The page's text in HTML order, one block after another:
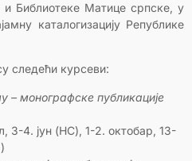
и Библиотеке Матице српске, у
каталогизацију Републике
следећи курсеви:
– монографске публикације
3-4. јун (НС), 1-2. октобар, 13-